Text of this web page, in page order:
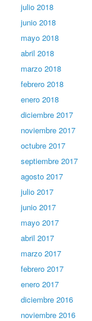
julio 2018
junio 2018
mayo 2018
abril 2018
marzo 2018
febrero 2018
enero 2018
diciembre 2017
noviembre 2017
octubre 2017
septiembre 2017
agosto 2017
julio 2017
junio 2017
mayo 2017
abril 2017
marzo 2017
febrero 2017
enero 2017
diciembre 2016
noviembre 2016